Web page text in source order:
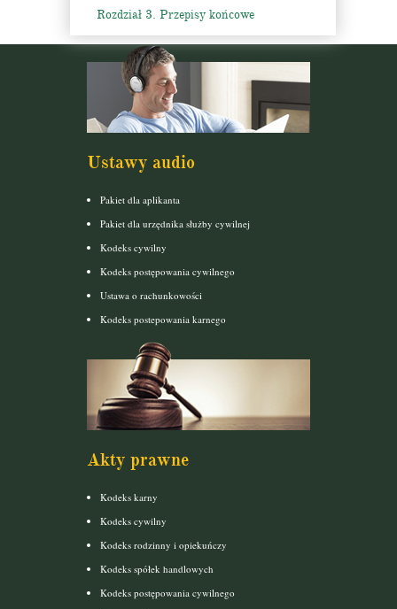
Rozdział 3. Przepisy końcowe
Ustawy audio
Pakiet dla aplikanta
Pakiet dla urzędnika służby cywilnej
Kodeks cywilny
Kodeks postępowania cywilnego
Ustawa o rachunkowości
Kodeks postepowania karnego
Akty prawne
Kodeks karny
Kodeks cywilny
Kodeks rodzinny i opiekuńczy
Kodeks spółek handlowych
Kodeks postępowania cywilnego